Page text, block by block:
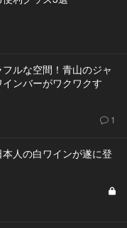
ルな空間！青山のジャ
ンバーがワクワクす
1
人の白ワインが遂に登